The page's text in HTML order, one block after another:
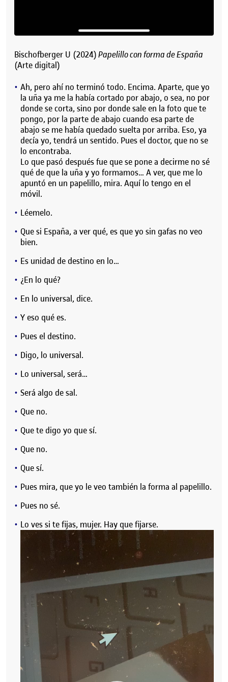
Bischofberger U (2024)Papelillo con forma de España
(Arte digital)
Ah, pero ahí no terminó todo. Encima. Aparte, que yo
la uña ya me la había cortado por abajo, o sea, no por
donde se corta, sino por donde sale en la foto que te
pongo, por la parte de abajo cuando esa parte de
abajo se me había quedado suelta por arriba. Eso, ya
decía yo, tendrá un sentido. Pues el doctor, que no se
lo encontraba.
Lo que pasó después fue que se pone a decirme no sé
qué de que la uña y yo formamos… A ver, que me lo
apuntó en un papelillo, mira. Aquí lo tengo en el
móvil.
Léemelo.
Que si España, a ver qué, es que yo sin gafas no veo
bien.
Es unidad de destino en lo…
¿En lo qué?
En lo universal, dice.
Y eso qué es.
Pues el destino.
Digo, lo universal.
Lo universal, será…
Será algo de sal.
Que no.
Que te digo yo que sí.
Que no.
Que sí.
Pues mira, que yo le veo también la forma al papelillo.
Pues no sé.
Lo ves si te fijas, mujer. Hay que fijarse.
Reproductor
vídeo